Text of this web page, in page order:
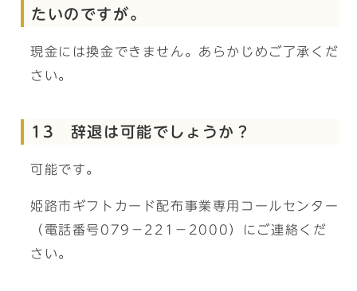
たいのですが。
現金には換金できません。あらかじめご了承くだ
さい。
13 辞退は可能でしょうか？
可能です。
姫路市ギフトカード配布事業専用コールセンター
（電話番号079－221－2000）にご連絡くだ
さい。